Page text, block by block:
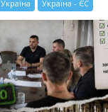
Україна Україна - ЄС